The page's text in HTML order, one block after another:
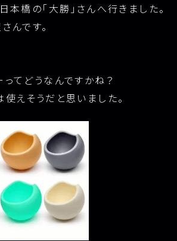
本橋の「大勝」さんへ行きました。
んです。
てどうなんですかね？
えそうだと思いました。